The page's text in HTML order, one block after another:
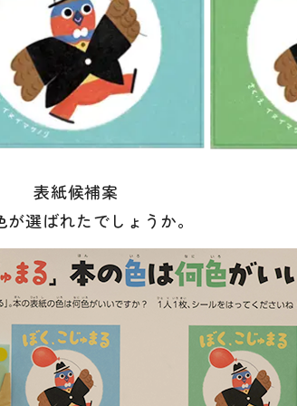
表紙候補案
が選ばれたでしょうか。